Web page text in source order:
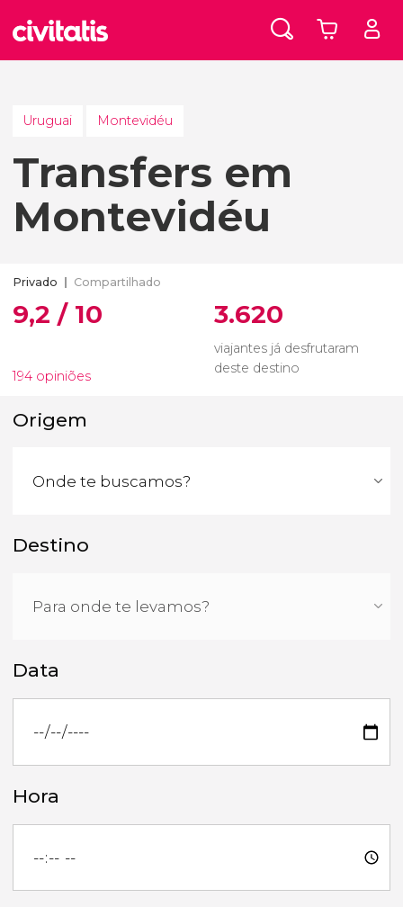
Uruguai Montevidéu
Transfers em
Montevidéu
Privado Compartilhado
9,2 / 10
194 opiniões
3.620
viajantes já desfrutaram
deste destino
Origem
Destino
Data
Hora